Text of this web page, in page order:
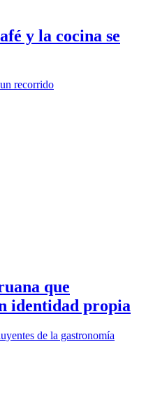
y la cocina se
recorrido
que
identidad propia
de la gastronomía